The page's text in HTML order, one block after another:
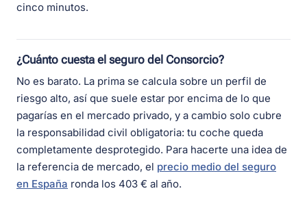
cinco minutos.
¿Cuánto cuesta el seguro del Consorcio?
No es barato. La prima se calcula sobre un perfil de
riesgo alto, así que suele estar por encima de lo que
pagarías en el mercado privado, y a cambio solo cubre
la responsabilidad civil obligatoria: tu coche queda
completamente desprotegido. Para hacerte una idea de
la referencia de mercado, el precio medio del seguro
en España ronda los 403 € al año.